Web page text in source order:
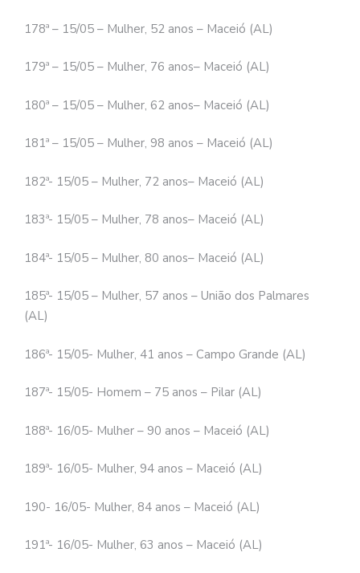
178ª – 15/05 – Mulher, 52 anos – Maceió (AL)
179ª – 15/05 – Mulher, 76 anos– Maceió (AL)
180ª – 15/05 – Mulher, 62 anos– Maceió (AL)
181ª – 15/05 – Mulher, 98 anos – Maceió (AL)
182ª- 15/05 – Mulher, 72 anos– Maceió (AL)
183ª- 15/05 – Mulher, 78 anos– Maceió (AL)
184ª- 15/05 – Mulher, 80 anos– Maceió (AL)
185ª- 15/05 – Mulher, 57 anos – União dos Palmares
(AL)
186ª- 15/05- Mulher, 41 anos – Campo Grande (AL)
187ª- 15/05- Homem – 75 anos – Pilar (AL)
188ª- 16/05- Mulher – 90 anos – Maceió (AL)
189ª- 16/05- Mulher, 94 anos – Maceió (AL)
190- 16/05- Mulher, 84 anos – Maceió (AL)
191ª- 16/05- Mulher, 63 anos – Maceió (AL)